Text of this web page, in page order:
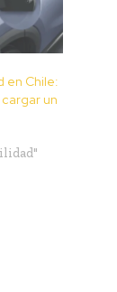
en Chile:
un